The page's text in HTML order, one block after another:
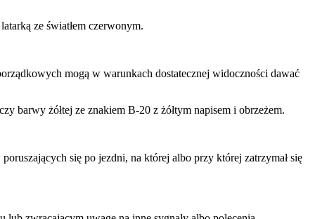
ze światłem czerwonym.
mogą w warunkach dostatecznej widoczności dawać
barwy żółtej ze znakiem B-20 z żółtym napisem i obrzeżem.
się po jezdni, na której albo przy której zatrzymał się